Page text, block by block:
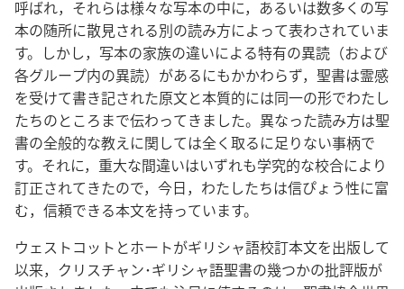
呼ばれ，それらは様々な写本の中に，あるいは数多くの写
本の随所に散見される別の読み方によって表わされていま
す。しかし，写本の家族の違いによる特有の異読（および
各グループ内の異読）があるにもかかわらず，聖書は霊感
を受けて書き記された原文と本質的には同一の形でわたし
たちのところまで伝わってきました。異なった読み方は聖
書の全般的な教えに関しては全く取るに足りない事柄で
す。それに，重大な間違いはいずれも学究的な校合により
訂正されてきたので，今日，わたしたちは信ぴょう性に富
む，信頼できる本文を持っています。
ウェストコットとホートがギリシャ語校訂本文を出版して
以来，クリスチャン･ギリシャ語聖書の幾つかの批評版が